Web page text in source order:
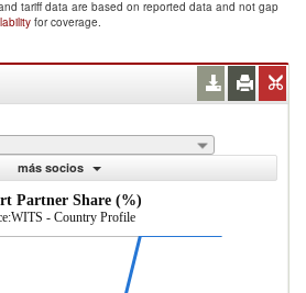
tariff data are based on reported data and not gap
for coverage.
más socios
Partner Share (%)
- Country Profile